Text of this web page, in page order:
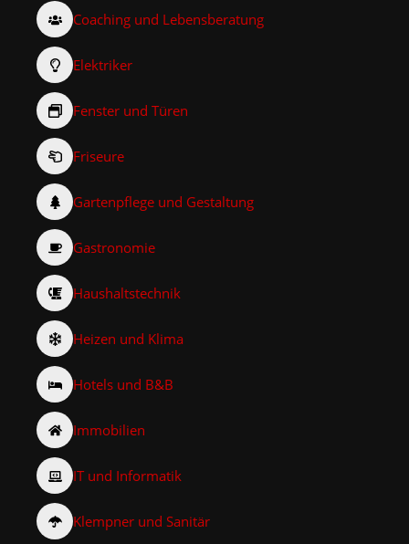
Coaching und Lebensberatung
Elektriker
Fenster und Türen
Friseure
Gartenpflege und Gestaltung
Gastronomie
Haushaltstechnik
Heizen und Klima
Hotels und B&B
Immobilien
IT und Informatik
Klempner und Sanitär